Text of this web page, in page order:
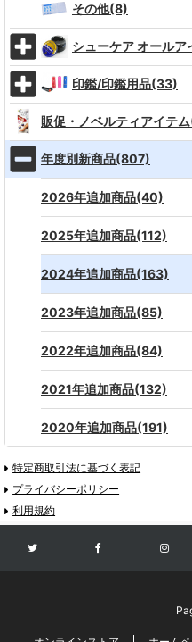
その他(8)
シューケア オール
印鑑/印鑑用品(33)
販促・ノベルティアイテ
年度別新商品(807)
2026年追加商品(40)
2025年追加商品(112)
2024年追加商品(163)
2023年追加商品(85)
2022年追加商品(84)
2021年追加商品(132)
2020年追加商品(191)
特定商取引法に基づく表記
プライバシーポリシー
利用規約